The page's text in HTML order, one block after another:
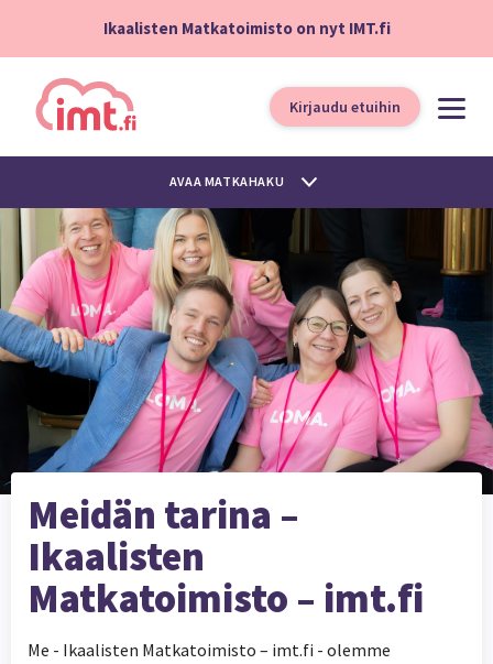
Ikaalisten Matkatoimisto on nyt IMT.fi
Kirjaudu etuihin
AVAA MATKAHAKU
Meidän tarina –
Ikaalisten
Matkatoimisto – imt.fi
Me - Ikaalisten Matkatoimisto – imt.fi - olemme